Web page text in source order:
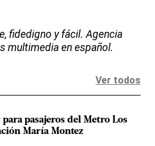
fidedigno y fácil. Agencia
multimedia en español.
Ver todos
pasajeros del Metro Los
María Montez